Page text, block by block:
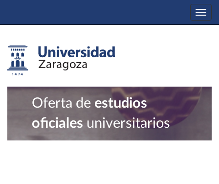
Oferta de estudios
oficiales universitarios